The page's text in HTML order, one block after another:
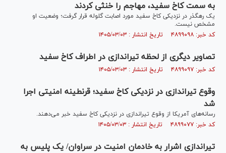
به سمت کاخ سفید، مهاجم را خنثی کردند
یک رهگذر در نزدیکی کاخ سفید مورد اصابت گلوله قرار گرفت؛ وضعیت او
مشخص نیست.
کد خبر: ۴۸۹۹۰۹۸ تاریخ انتشار : ۱۴۰۵/۰۳/۰۳
تصاویر دیگری از لحظه تیراندازی در اطراف کاخ سفید
کد خبر: ۴۸۹۹۰۹۷ تاریخ انتشار : ۱۴۰۵/۰۳/۰۳
وقوع تیراندازی در نزدیکی کاخ سفید؛ قرنطینه امنیتی اجرا
شد
رسانه‌های آمریکا از وقوع تیراندازی در نزدیکی کاخ سفید خبر می‌دهند.
کد خبر: ۴۸۹۹۰۷۷ تاریخ انتشار : ۱۴۰۵/۰۳/۰۳
تیراندازی اشرار به خادمان امنیت در سراوان/ یک پلیس به